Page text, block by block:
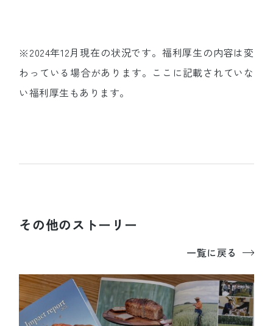
※2024年12月現在の状況です。福利厚生の内容は変
わっている場合があります。ここに記載されていな
い福利厚生もあります。
その他のストーリー
一覧に戻る